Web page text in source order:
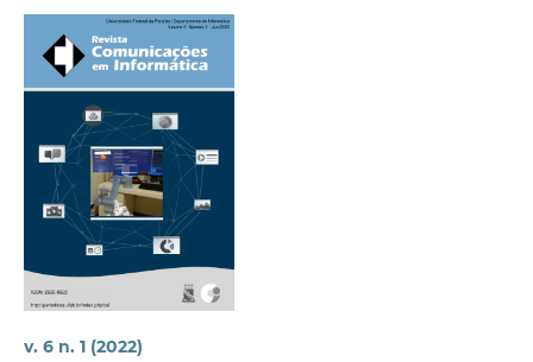
v. 6 n. 1 (2022)